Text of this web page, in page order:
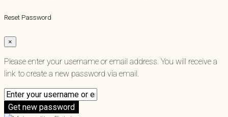
Reset Password
×
Please enter your username or email address. You will receive a
link to create a new password via email.
Get new password